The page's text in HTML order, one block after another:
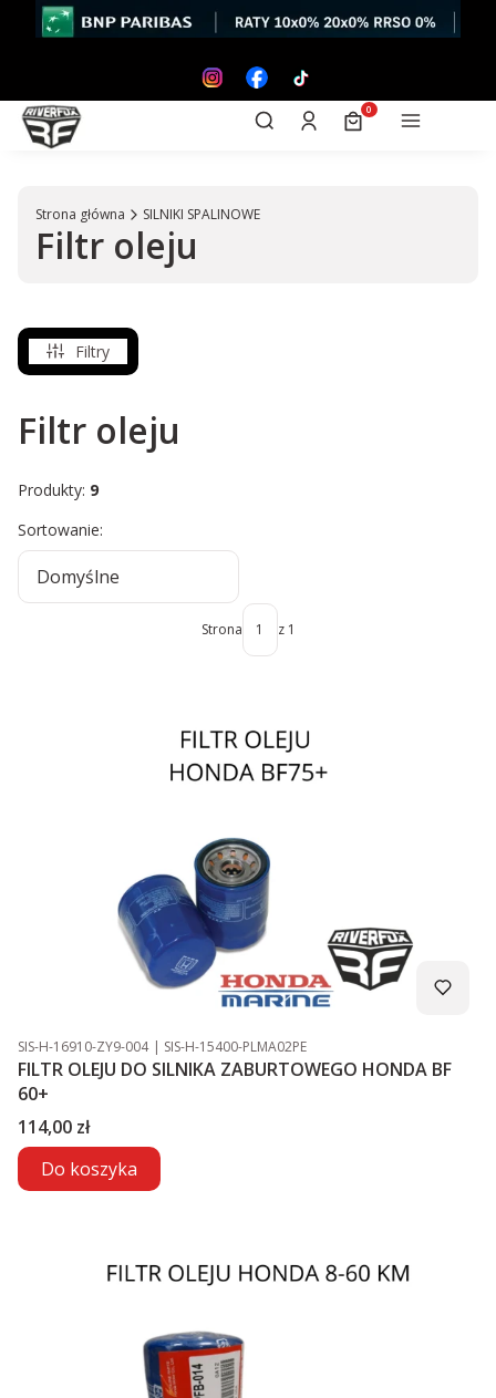
Otwórz wyszukiwarkę
Szukaj Zaloguj sięProdukty w
Koszyk Menu
Strona główna SILNIKI SPALINOWE
Filtr oleju
Filtry
Filtr oleju
Produkty: 9
Lista produktów
Sortowanie:
Domyślne
Strona z 1
Kod produktu
SIS-H-16910-ZY9-004 Kod producenta
SIS-H-15400-PLMA02PE
FILTR OLEJU DO SILNIKA ZABURTOWEGO HONDA BF
60+
Cena
114,00 zł
Do koszyka